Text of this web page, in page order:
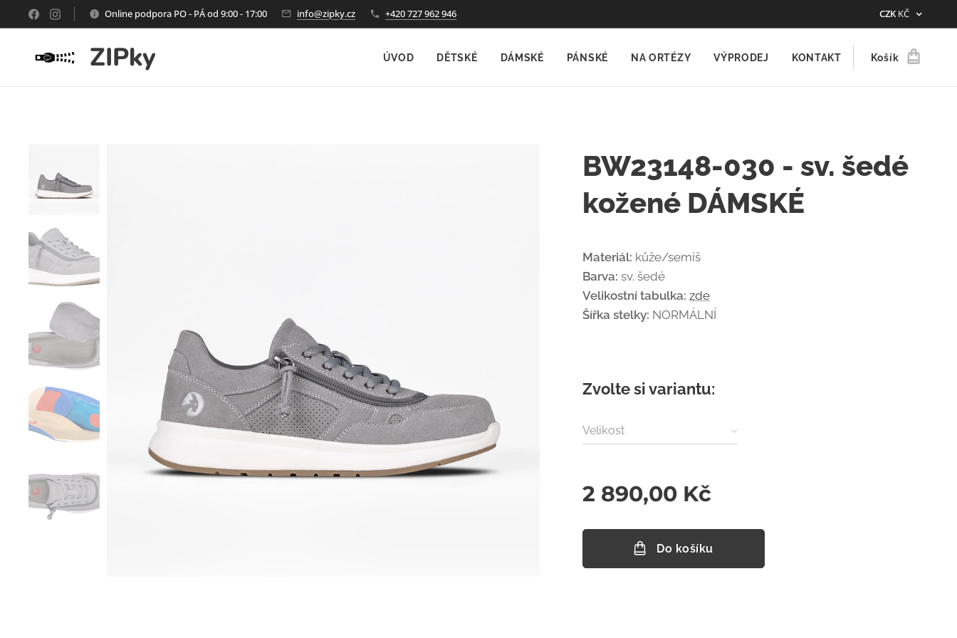
Online podpora PO - PÁ od 9:00 - 17:00 info@zipky.cz +420 727 962 946 CZK KČ
ZIPky ÚVOD DĚTSKÉ DÁMSKÉ PÁNSKÉ NA ORTÉZY VÝPRODEJ KONTAKT Košík
BW23148-030 - sv. šedé
kožené DÁMSKÉ
Materiál: kůže/semiš
Barva: sv. šedé
Velikostní tabulka:zde
Šířka stelky: NORMÁLNÍ
Zvolte si variantu:
Velikost
2 890,00 Kč
Do košíku